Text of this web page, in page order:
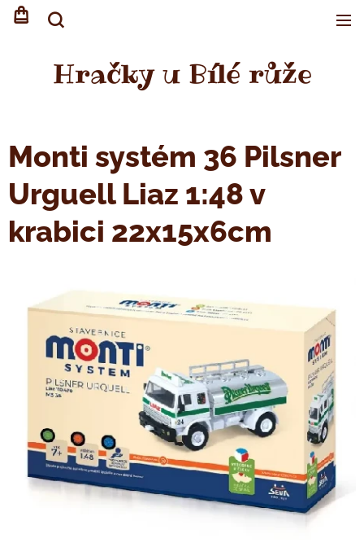
Hračky u Bílé růže
Monti systém 36 Pilsner
Urguell Liaz 1:48 v
krabici 22x15x6cm